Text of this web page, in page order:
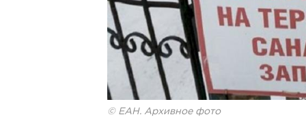
© ЕАН. Архивное фото